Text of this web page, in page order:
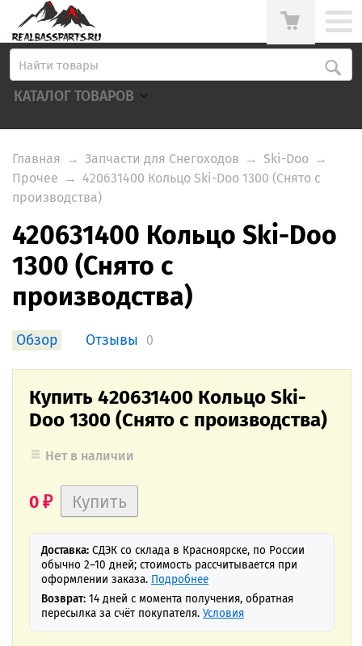
КАТАЛОГ ТОВАРОВ
Главная → Запчасти для Снегоходов → Ski-Doo →
Прочее → 420631400 Кольцо Ski-Doo 1300 (Снято с
производства)
420631400 Кольцо Ski-Doo
1300 (Снято с
производства)
Обзор Отзывы 0
Купить 420631400 Кольцо Ski-
Doo 1300 (Снято с производства)
Нет в наличии
0 ₽
Доставка: СДЭК со склада в Красноярске, по России
обычно 2–10 дней; стоимость рассчитывается при
оформлении заказа. Подробнее
Возврат: 14 дней с момента получения, обратная
пересылка за счёт покупателя. Условия